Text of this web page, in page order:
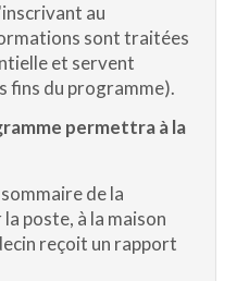
au
sont traitées
et servent
fins du programme).
permettra à la
de la
poste, à la maison
reçoit un rapport